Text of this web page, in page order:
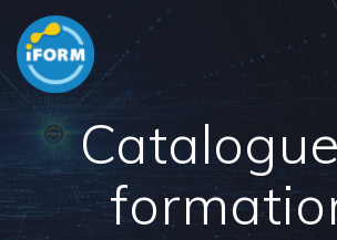
content